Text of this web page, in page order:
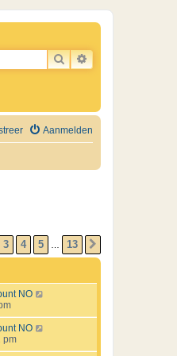
ZOEKUITGEBREID
Aanmelden
VAN 13
3 4 5 13
NO
NO
pm